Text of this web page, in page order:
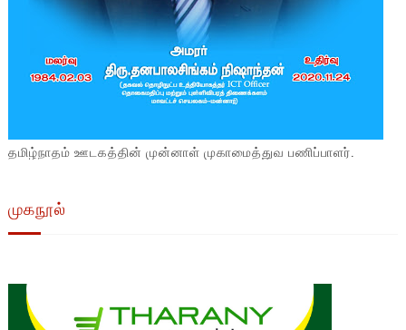
தமிழ்நாதம் ஊடகத்தின் முன்னாள் முகாமைத்துவ பணிப்பாளர்.
முகநூல்